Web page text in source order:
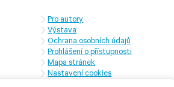
Pro autory
Výstava
Ochrana osobních údajů
Prohlášení o přístupnosti
Mapa stránek
Nastavení cookies